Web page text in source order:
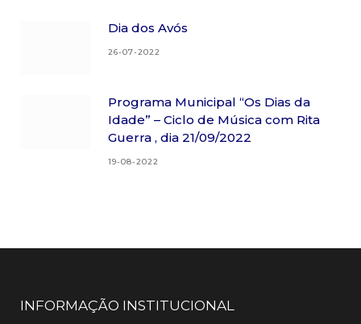
Dia dos Avós
26-07-2022
Programa Municipal “Os Dias da
Idade” – Ciclo de Música com Rita
Guerra , dia 21/09/2022
19-08-2022
INFORMAÇÃO INSTITUCIONAL